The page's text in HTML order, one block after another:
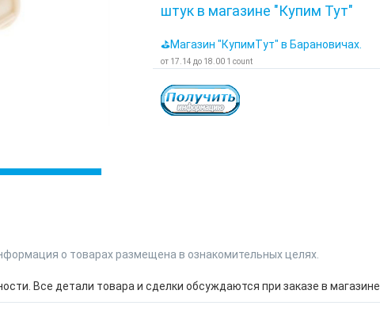
штук в магазине "Купим Тут"
⛳Магазин "КупимТут" в Барановичах.
от 17.14 до 18.00 1 count
о товарах размещена в ознакомительных целях.
Все детали товара и сделки обсуждаются при заказе в магазине.